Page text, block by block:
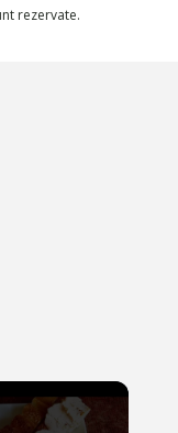
rezervate.